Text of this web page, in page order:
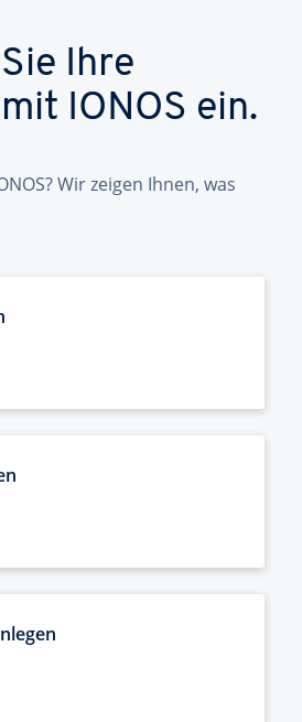
Ihre
IONOS ein.
Wir zeigen Ihnen, was